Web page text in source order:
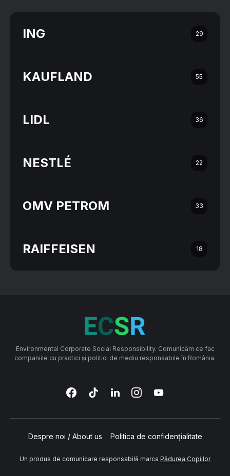
ING 29
KAUFLAND 55
LIDL 36
NESTLÉ 22
OMV PETROM 33
RAIFFEISEN 18
Environmental Corporate Social Responsibility. Comunicăm ce fac
companiile cu practici și politici de mediu responsabile în România.
Despre noi / About us Politica de confidențialitate
Un produs de comunicare responsabilă marca Pădurea Copiilor